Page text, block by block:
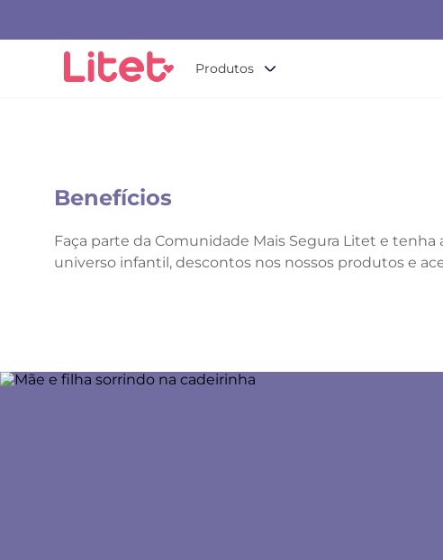
Produtos
Benefícios
Faça parte da Comunidade Mais Segura Litet e
universo infantil, descontos nos nossos produtos e